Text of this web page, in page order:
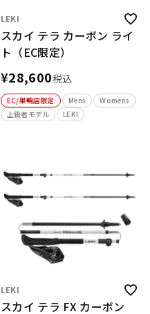
LEKI
スカイ テラ カーボン ライ
ト（EC限定）
¥28,600税込
EC/巣鴨店限定 Mens
Womens
上級者モデル
LEKI
LEKI
スカイ テラ FX カーボン